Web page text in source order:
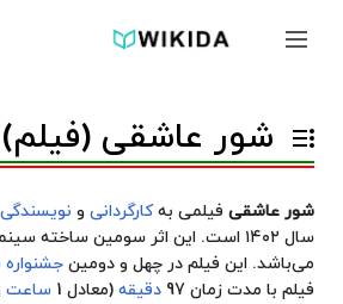
جمع و باز کردن نوار کناری
تغییر وضعیت فهرست محتویات شور عاشقی (فیلم)
شور عاشقی فیلمی بهکارگردانی و نویسندگی
سال ۱۴۰۲ است. این اثر سومین ساخته
می‌باشد. این فیلم در چهل و دومین
فیلم با مدت زمان 97
دقیقه (معادل 1 ساعت